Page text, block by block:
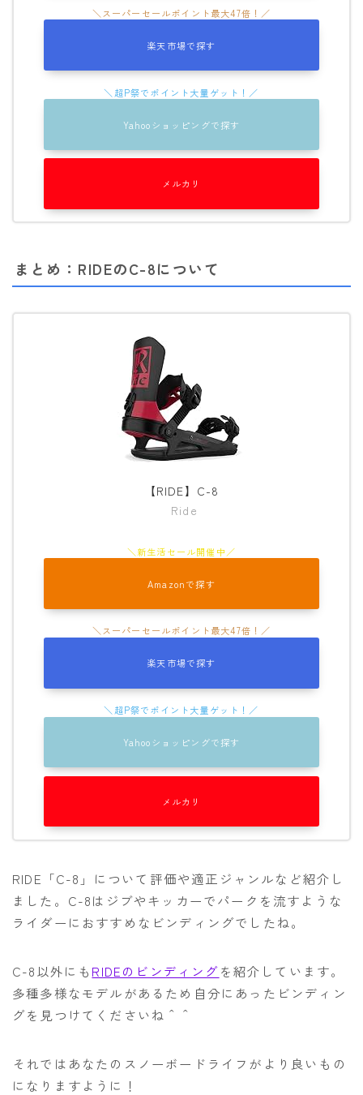
楽天市場で探す
Yahooショッピングで探す
メルカリ
まとめ：RIDEのC-8について
【RIDE】C-8
Ride
Amazonで探す
楽天市場で探す
Yahooショッピングで探す
メルカリ
RIDE「C-8」について評価や適正ジャンルなど紹介し
ました。C-8はジブやキッカーでパークを流すような
ライダーにおすすめなビンディングでしたね。
C-8以外にも RIDEのビンディングを紹介しています。
多種多様なモデルがあるため自分にあったビンディン
グを見つけてくださいね＾＾
それではあなたのスノーボードライフがより良いもの
になりますように！